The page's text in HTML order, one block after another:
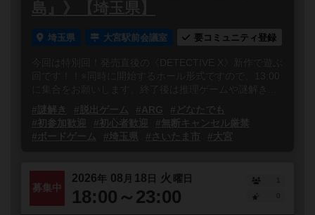
島』》【埼玉県】
埼玉県 大宮駅前会議室 要コミュニティ登録
今回は特別回！発売直後の《DETECTIVE X》新作で遊ぶ
回です！！※同時に開始するホール形式ですので、13:00
に集合をお願いします。終了後は推理ゲームや謎解き...
#謎解き
#脱出ゲーム #ARG
#どなたでも
#初参加歓迎
#初心者歓迎
#無断キャンセル厳禁
#ボードゲーム
#埼玉県 #さいたま市 #大宮
募集中
2026年 08 月 18 日 火 曜日
18:00～23:00
1